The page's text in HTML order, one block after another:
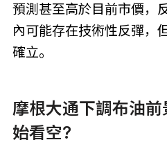
預測甚至高於目前市價，
內可能存在技術性反彈，
確立。
摩根大通下調布油前
始看空?